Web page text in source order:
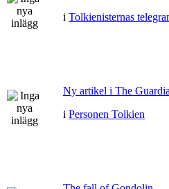
i Tolkienisternas
Ny artikel i The
i Personen Tolkien